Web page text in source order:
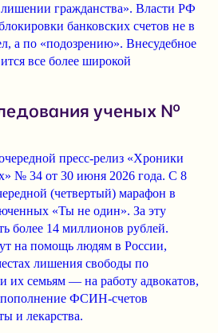
лишении гражданства». Власти РФ
банковских счетов не в
а по «подозрению». Внесудебное
все более широкой
ученых №
пресс-релиз «Хроники
№ 34 от 30 июня 2026 года. С 8
(четвертый) марафон в
«Ты не один». За эту
более 14 миллионов рублей.
на помощь людям в России,
лишения свободы по
их семьям — на работу адвокатов,
пополнение ФСИН-счетов
и лекарства.